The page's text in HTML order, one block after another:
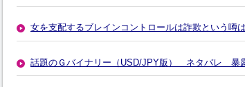
女を支配するブレインコントロールは詐欺という噂
話題のＧバイナリー（USD/JPY版） ネタバレ 暴